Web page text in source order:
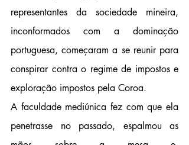
representantes da sociedade mineira,
inconformados com a dominação
portuguesa, começaram a se reunir para
conspirar contra o regime de impostos e
exploração impostos pela Coroa.
A faculdade mediúnica fez com que ela
penetrasse no passado, espalmou as